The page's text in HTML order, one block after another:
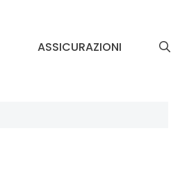
ASSICURAZIONI